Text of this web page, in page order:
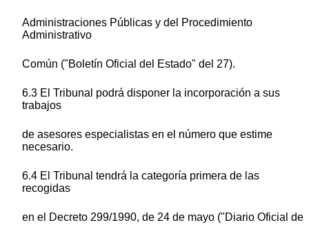
Administraciones Públicas y del Procedimiento
Administrativo
Común ("Boletín Oficial del Estado" del 27).
6.3 El Tribunal podrá disponer la incorporación a sus
trabajos
de asesores especialistas en el número que estime
necesario.
6.4 El Tribunal tendrá la categoría primera de las
recogidas
en el Decreto 299/1990, de 24 de mayo ("Diario Oficial de